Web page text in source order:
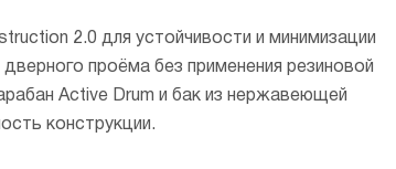
2.0 для устойчивости и минимизации
проёма без применения резиновой
Active Drum и бак из нержавеющей
конструкции.